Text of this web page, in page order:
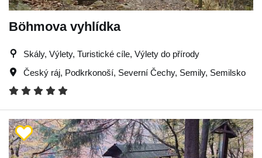
Böhmova vyhlídka
Skály, Výlety, Turistické cíle, Výlety do přírody
Český ráj, Podkrkonoší, Severní Čechy, Semily, Semilsko